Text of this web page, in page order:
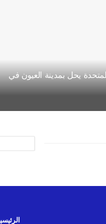
يحل بمدينة العيون في